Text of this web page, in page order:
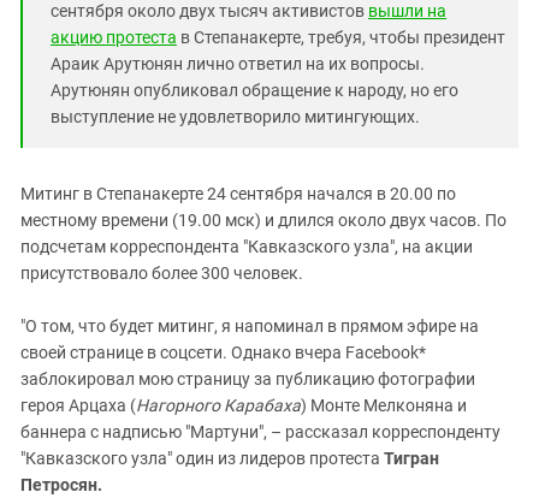
сентября около двух тысяч активистов вышли на
акцию протеста в Степанакерте, требуя, чтобы президент
Араик Арутюнян лично ответил на их вопросы.
Арутюнян опубликовал обращение к народу, но его
выступление не удовлетворило митингующих.
Митинг в Степанакерте 24 сентября начался в 20.00 по
местному времени (19.00 мск) и длился около двух часов. По
подсчетам корреспондента "Кавказского узла", на акции
присутствовало более 300 человек.
"О том, что будет митинг, я напоминал в прямом эфире на
своей странице в соцсети. Однако вчера Facebook*
заблокировал мою страницу за публикацию фотографии
героя Арцаха (Нагорного Карабаха) Монте Мелконяна и
баннера с надписью "Мартуни", – рассказал корреспонденту
"Кавказского узла" один из лидеров протеста Тигран
Петросян.